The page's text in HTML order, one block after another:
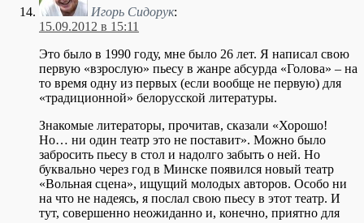
Игорь Сидорук:
15.09.2012 в 15:11
Это было в 1990 году, мне было 26 лет. Я написал свою
первую «взрослую» пьесу в жанре абсурда «Голова» – на
то время одну из первых (если вообще не первую) для
«традиционной» белорусской литературы.
Знакомые литераторы, прочитав, сказали «Хорошо!
Но… ни один театр это не поставит». Можно было
забросить пьесу в стол и надолго забыть о ней. Но
буквально через год в Минске появился новый театр
«Вольная сцена», ищущий молодых авторов. Особо ни
на что не надеясь, я послал свою пьесу в этот театр. И
тут, совершенно неожиданно и, конечно, приятно для